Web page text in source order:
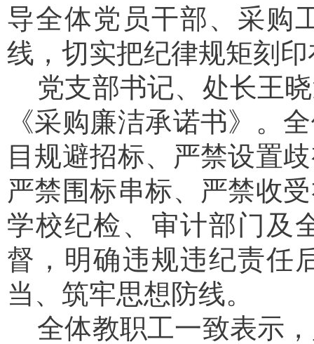
导全体党员干部、采购
线，切实把纪律规矩刻
党支部书记、处长王
《采购廉洁承诺书》。
目规避招标、严禁设置
严禁围标串标、严禁收
学校纪检、审计部门及
督，明确违规违纪责任
当、筑牢思想防线。
全体教职工一致表示